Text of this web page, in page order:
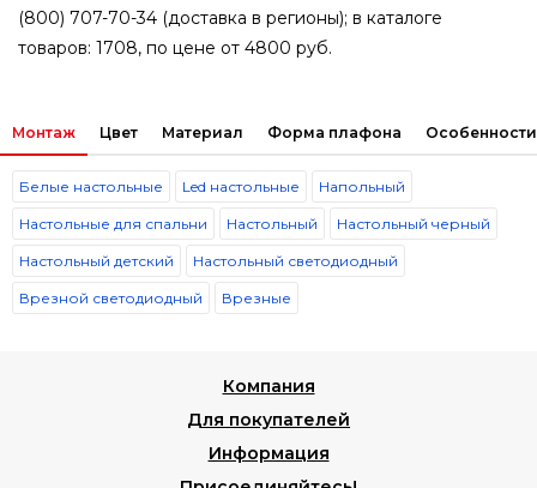
(800) 707-70-34 (доставка в регионы); в каталоге
товаров: 1708, по цене от 4800 руб.
Монтаж Цвет Материал Форма плафона Особенности
Белые настольные Led настольные Напольный
Настольные для спальни Настольный Настольный черный
Настольный детский Настольный светодиодный
Врезной светодиодный Врезные
Компания
Для покупателей
Информация